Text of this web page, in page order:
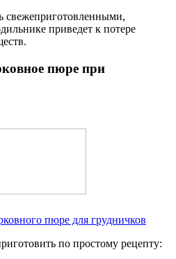
свежеприготовленными,
приведет к потере
пюре при
пюре для грудничков
по простому рецепту: